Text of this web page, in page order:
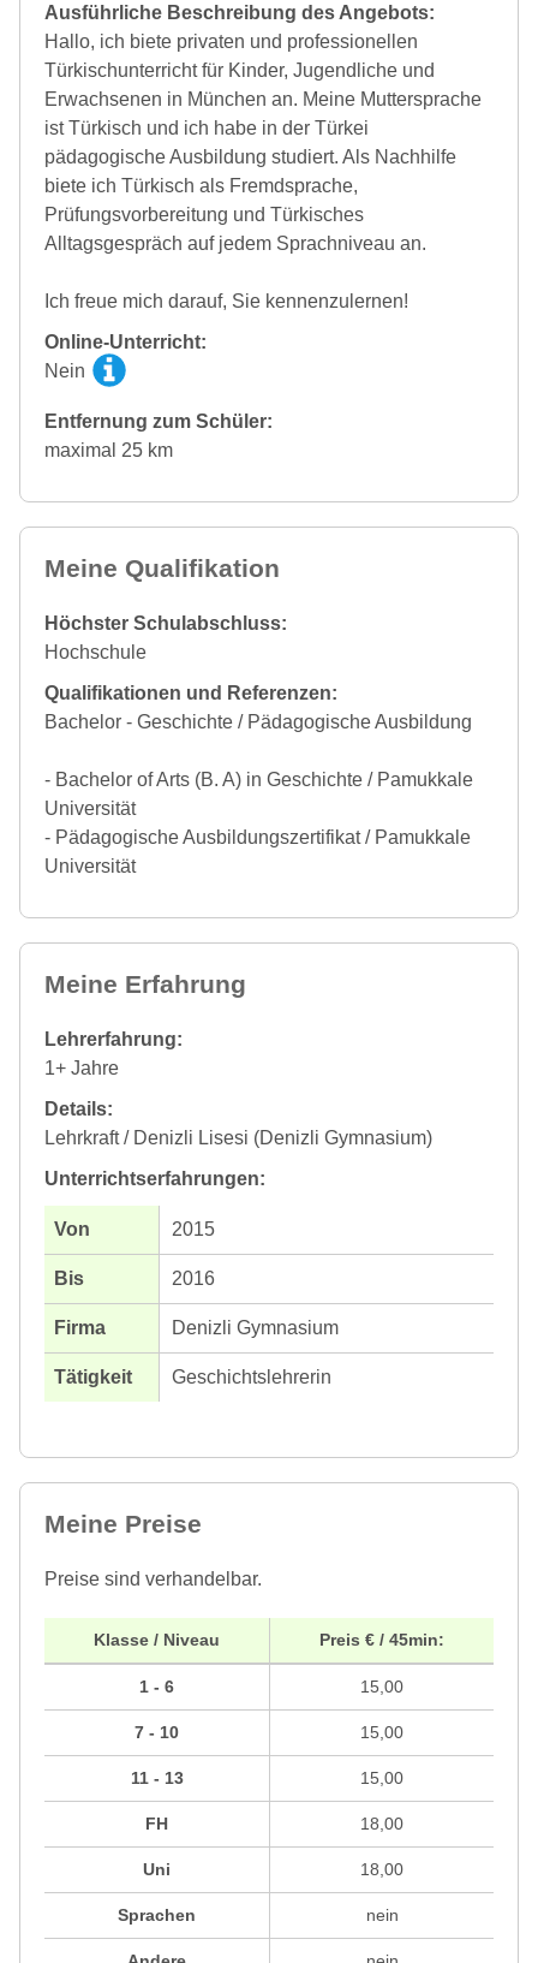
Ausführliche Beschreibung des Angebots:
Hallo, ich biete privaten und professionellen
Türkischunterricht für Kinder, Jugendliche und
Erwachsenen in München an. Meine Muttersprache
ist Türkisch und ich habe in der Türkei
pädagogische Ausbildung studiert. Als Nachhilfe
biete ich Türkisch als Fremdsprache,
Prüfungsvorbereitung und Türkisches
Alltagsgespräch auf jedem Sprachniveau an.
Ich freue mich darauf, Sie kennenzulernen!
Online-Unterricht:
Nein
Entfernung zum Schüler:
maximal 25 km
Meine Qualifikation
Höchster Schulabschluss:
Hochschule
Qualifikationen und Referenzen:
Bachelor - Geschichte / Pädagogische Ausbildung
- Bachelor of Arts (B. A) in Geschichte / Pamukkale
Universität
- Pädagogische Ausbildungszertifikat / Pamukkale
Universität
Meine Erfahrung
Lehrerfahrung:
1+ Jahre
Details:
Lehrkraft / Denizli Lisesi (Denizli Gymnasium)
Unterrichtserfahrungen:
2015
2016
Denizli Gymnasium
Geschichtslehrerin
Meine Preise
Preise sind verhandelbar.
Klasse / Niveau
1 - 6
7 - 10
11 - 13
FH
Uni
Sprachen
Preis € / 45min:
15,00
15,00
15,00
18,00
18,00
nein